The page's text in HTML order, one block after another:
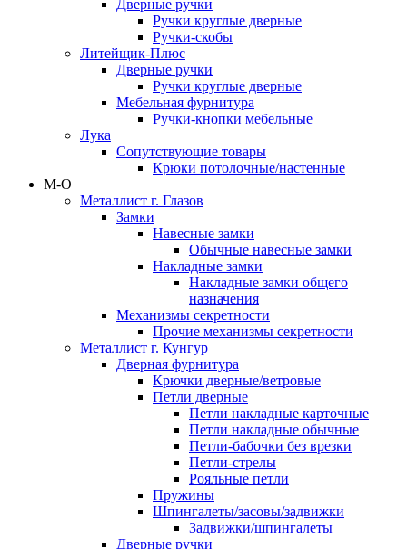
Дверные ручки
Ручки круглые дверные
Ручки-скобы
Литейщик-Плюс
Дверные ручки
Ручки круглые дверные
Мебельная фурнитура
Ручки-кнопки мебельные
Лука
Сопутствующие товары
Крюки потолочные/настенные
М-О
Металлист г. Глазов
Замки
Навесные замки
Обычные навесные замки
Накладные замки
Накладные замки общего
назначения
Механизмы секретности
Прочие механизмы секретности
Металлист г. Кунгур
Дверная фурнитура
Крючки дверные/ветровые
Петли дверные
Петли накладные карточные
Петли накладные обычные
Петли-бабочки без врезки
Петли-стрелы
Рояльные петли
Пружины
Шпингалеты/засовы/задвижки
Задвижки/шпингалеты
Дверные ручки